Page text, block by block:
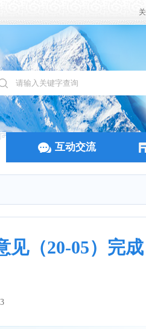
互动交流
见（20-05）完成